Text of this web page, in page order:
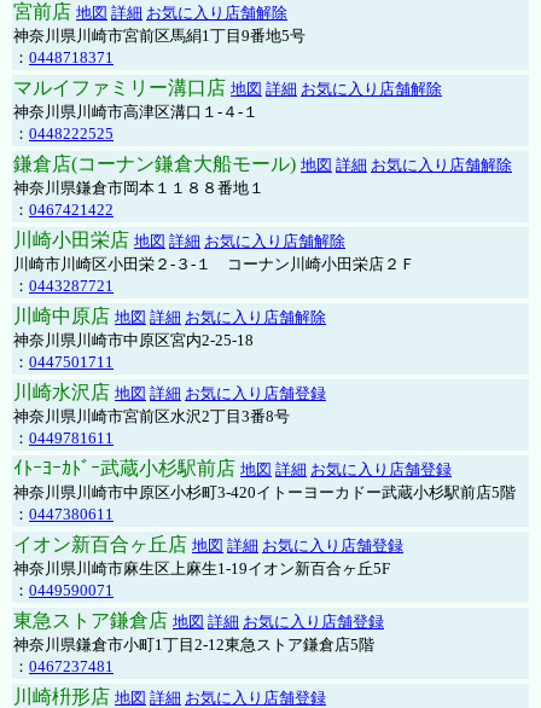
宮前店 地図 詳細 お気に入り店舗解除
神奈川県川崎市宮前区馬絹1丁目9番地5号
： 0448718371
マルイファミリー溝口店 地図 詳細 お気に入り店舗解除
神奈川県川崎市高津区溝口１-４-１
： 0448222525
鎌倉店(コーナン鎌倉大船モール) 地図 詳細 お気に入り店舗解除
神奈川県鎌倉市岡本１１８８番地１
： 0467421422
川崎小田栄店 地図 詳細 お気に入り店舗解除
川崎市川崎区小田栄２‐３‐１ コーナン川崎小田栄店２Ｆ
： 0443287721
川崎中原店 地図 詳細 お気に入り店舗解除
神奈川県川崎市中原区宮内2-25-18
： 0447501711
川崎水沢店 地図 詳細 お気に入り店舗登録
神奈川県川崎市宮前区水沢2丁目3番8号
： 0449781611
ｲﾄｰﾖｰｶﾄﾞｰ武蔵小杉駅前店 地図 詳細 お気に入り店舗登録
神奈川県川崎市中原区小杉町3-420イトーヨーカドー武蔵小杉駅前店5階
： 0447380611
イオン新百合ヶ丘店 地図 詳細 お気に入り店舗登録
神奈川県川崎市麻生区上麻生1-19イオン新百合ヶ丘5F
： 0449590071
東急ストア鎌倉店 地図 詳細 お気に入り店舗登録
神奈川県鎌倉市小町1丁目2-12東急ストア鎌倉店5階
： 0467237481
川崎枡形店 地図 詳細 お気に入り店舗登録